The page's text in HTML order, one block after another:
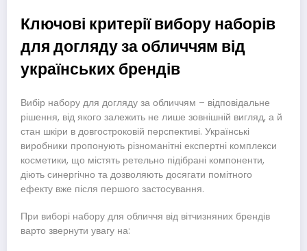
Ключові критерії вибору наборів
для догляду за обличчям від
українських брендів
Вибір набору для догляду за обличчям – відповідальне
рішення, від якого залежить не лише зовнішній вигляд, а й
стан шкіри в довгостроковій перспективі. Українські
виробники пропонують різноманітні експертні комплекси
косметики, що містять ретельно підібрані компоненти,
діють синергічно та дозволяють досягати помітного
ефекту вже після першого застосування.
При виборі набору для обличчя від вітчизняних брендів
варто звернути увагу на: